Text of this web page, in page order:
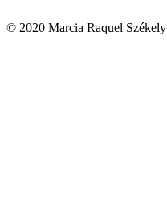
© 2020 Marcia Raquel Székely